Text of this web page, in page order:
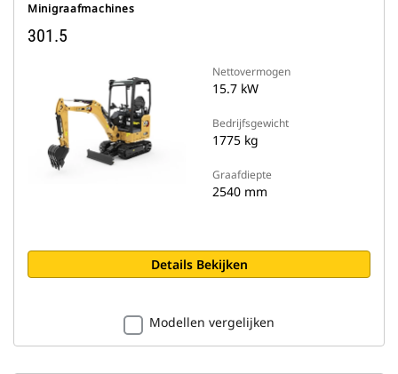
Minigraafmachines
301.5
Nettovermogen
15.7 kW
Bedrijfsgewicht
1775 kg
Graafdiepte
2540 mm
Details Bekijken
Modellen vergelijken